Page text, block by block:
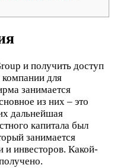
и получить доступ
компании для
занимается
из них – это
дальнейшая
капитала был
занимается
и инвесторов. Какой-